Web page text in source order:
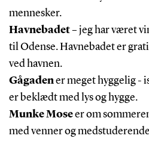
mennesker.
Havnebadet– jeg har været
til Odense. Havnebadet er
ved havnen.
Gågadener meget hyggelig -
er beklædt med lys og hygge.
Munke Moseer om
med venner og